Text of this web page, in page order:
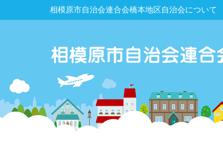
相模原市自治会連合会橋本地区自治会について